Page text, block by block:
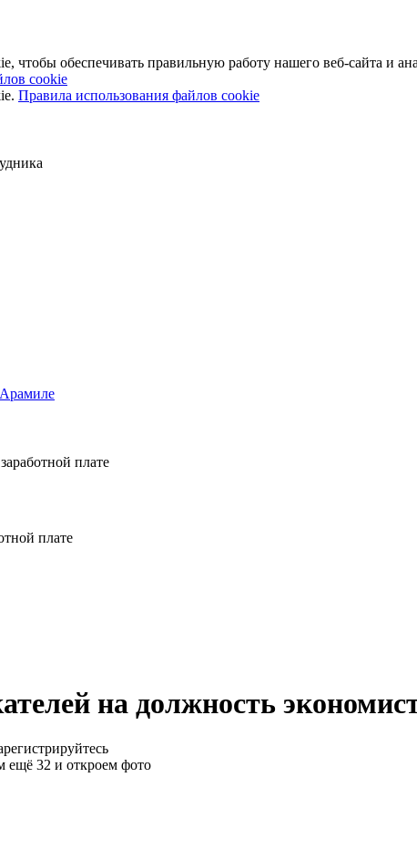
чтобы обеспечивать правильную работу нашего веб-сайта и
cookie
Правила использования файлов cookie
плате
плате
на должность
ещё 32 и откроем фото